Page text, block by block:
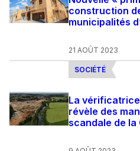
construction
municipalités
21 AOÛT 2023
SOCIÉTÉ
La
révèle des
scandale de